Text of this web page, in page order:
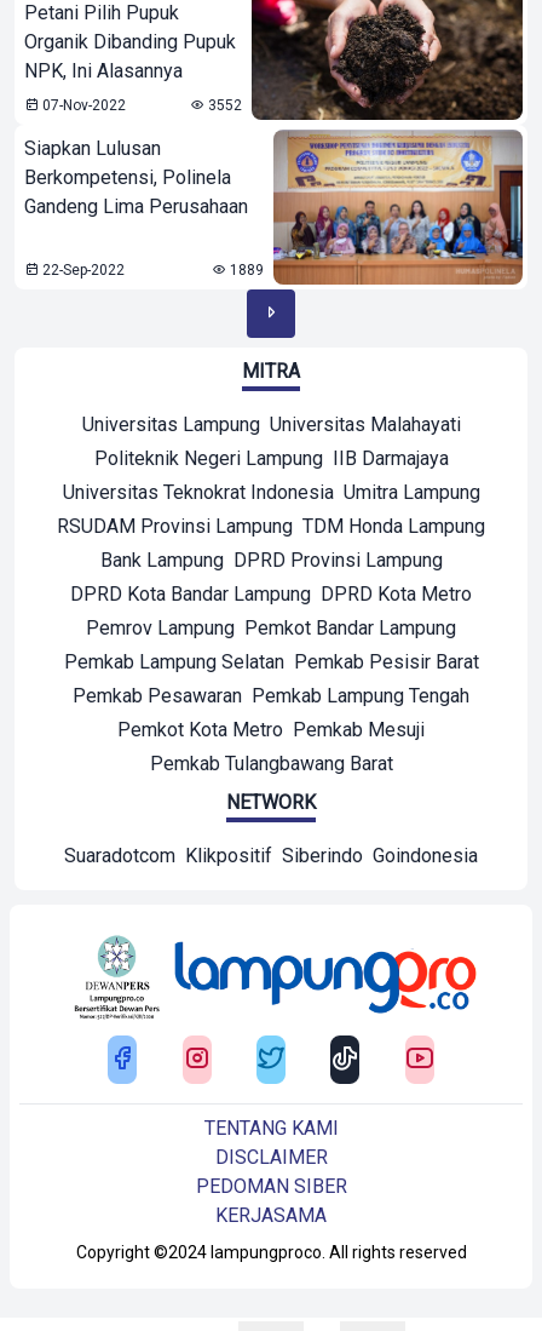
Petani Pilih Pupuk
Organik Dibanding Pupuk
NPK, Ini Alasannya
07-Nov-2022 3552
Siapkan Lulusan
Berkompetensi, Polinela
Gandeng Lima Perusahaan
22-Sep-2022 1889
MITRA
Universitas Lampung Universitas Malahayati
Politeknik Negeri Lampung IIB Darmajaya
Universitas Teknokrat Indonesia Umitra Lampung
RSUDAM Provinsi Lampung TDM Honda Lampung
Bank Lampung DPRD Provinsi Lampung
DPRD Kota Bandar Lampung DPRD Kota Metro
Pemrov Lampung Pemkot Bandar Lampung
Pemkab Lampung Selatan Pemkab Pesisir Barat
Pemkab Pesawaran Pemkab Lampung Tengah
Pemkot Kota Metro Pemkab Mesuji
Pemkab Tulangbawang Barat
NETWORK
Suaradotcom Klikpositif Siberindo Goindonesia
Copyright ©2024 lampungproco. All rights reserved
TENTANG KAMI
DISCLAIMER
PEDOMAN SIBER
KERJASAMA